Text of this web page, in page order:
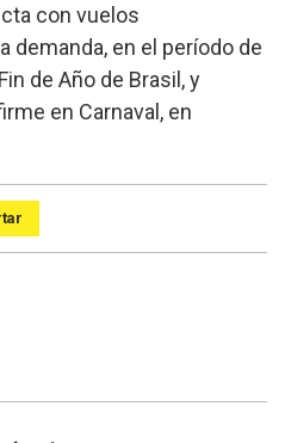
con vuelos
demanda, en el período de
de Año de Brasil, y
en Carnaval, en